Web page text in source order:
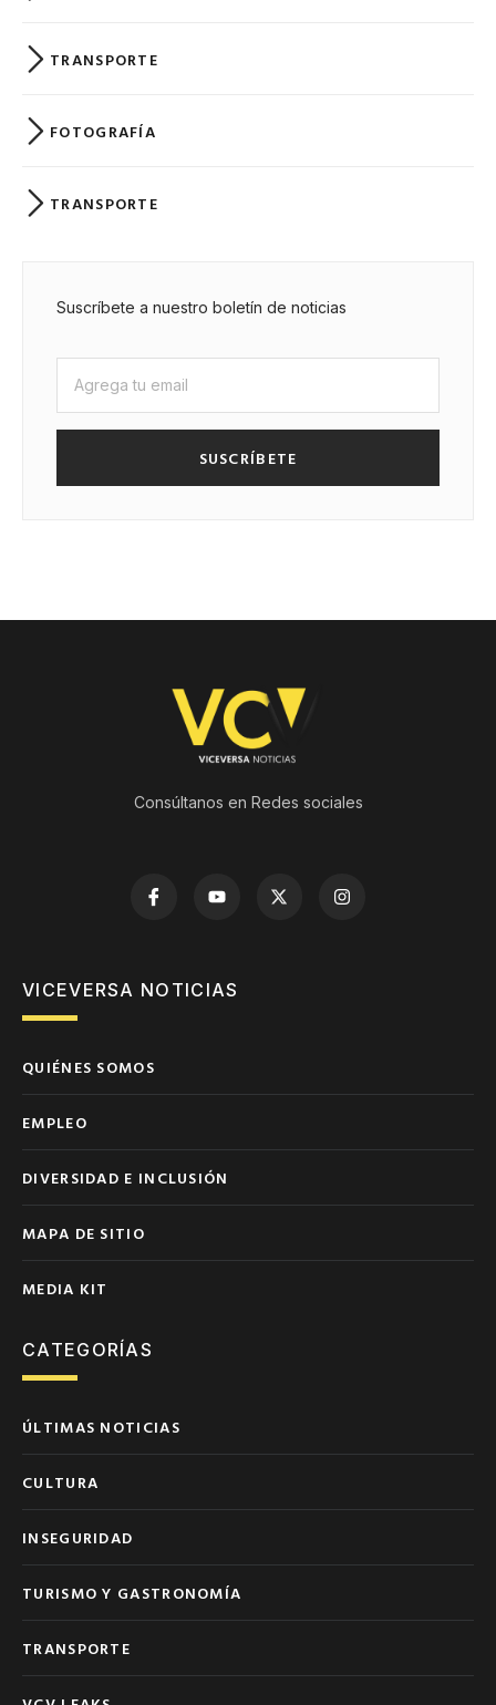
TRANSPORTE
FOTOGRAFÍA
TRANSPORTE
Suscríbete a nuestro boletín de noticias
SUSCRÍBETE
Consúltanos en Redes sociales
VICEVERSA NOTICIAS
QUIÉNES SOMOS
EMPLEO
DIVERSIDAD E INCLUSIÓN
MAPA DE SITIO
MEDIA KIT
CATEGORÍAS
ÚLTIMAS NOTICIAS
CULTURA
INSEGURIDAD
TURISMO Y GASTRONOMÍA
TRANSPORTE